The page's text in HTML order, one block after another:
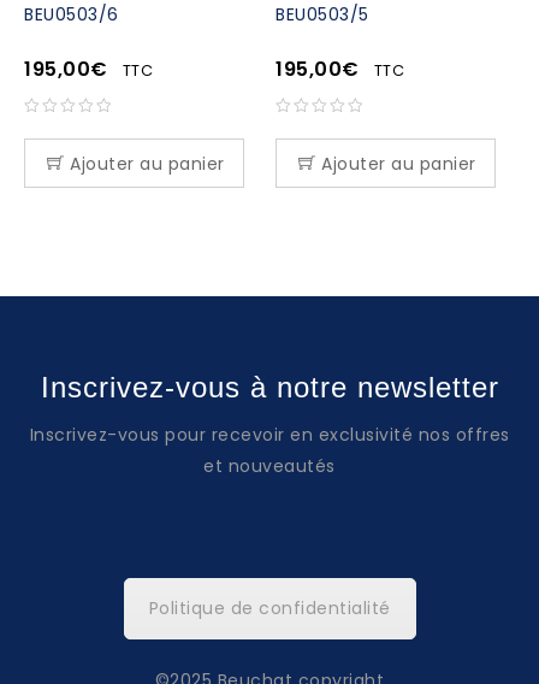
BEU0503/6
195,00€ TTC
Ajouter au panier
BEU0503/5
195,00€ TTC
Ajouter au panier
Inscrivez-vous à notre newsletter
Inscrivez-vous pour recevoir en exclusivité nos offres
et nouveautés
Politique de confidentialité